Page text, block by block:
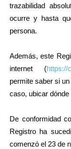
trazabilidad
ocurre y hasta
persona.
Además, este
internet (https://
permite saber si
caso, ubicar
De conformidad
Registro ha
comenzó el 23 de